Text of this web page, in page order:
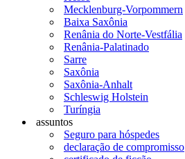
Mecklenburg-Vorpommern
Baixa Saxônia
Renânia do Norte-Vestfália
Renânia-Palatinado
Sarre
Saxônia
Saxônia-Anhalt
Schleswig Holstein
Turíngia
assuntos
Seguro para hóspedes
declaração de compromisso